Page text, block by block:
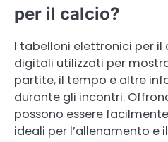
per il calcio?
I tabelloni elettronici per il
digitali utilizzati per
partite, il tempo e altre
durante gli incontri.
possono essere
ideali per l’allenamento e